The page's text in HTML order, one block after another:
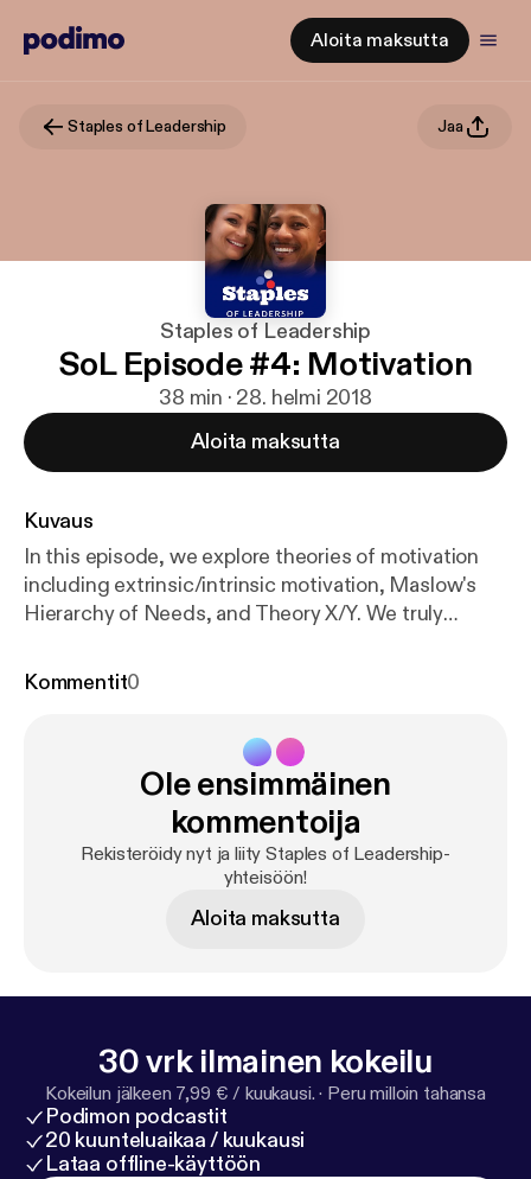
Aloita maksutta
Staples of Leadership Jaa
Staples of Leadership
SoL Episode #4: Motivation
38 min · 28. helmi 2018
Aloita maksutta
Kuvaus
In this episode, we explore theories of motivation
including extrinsic/intrinsic motivation, Maslow's
Hierarchy of Needs, and Theory X/Y. We truly
thoughts on our facebook page
(patreon.com/StaplesofLeadership) or our website…
staplesofleadership.com
Kommentit0
Ole ensimmäinen
kommentoija
Rekisteröidy nyt ja liity Staples of Leadership-
yhteisöön!
Aloita maksutta
30 vrk ilmainen kokeilu
Kokeilun jälkeen 7,99 € / kuukausi. · Peru milloin tahansa
Podimon podcastit
20 kuunteluaikaa / kuukausi
Lataa offline-käyttöön